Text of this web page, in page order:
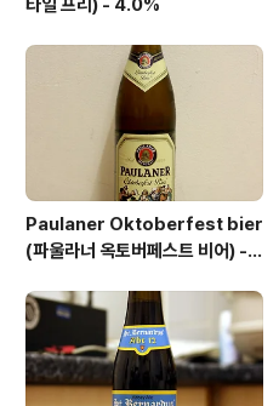
타일 프리) - 4.0%
Paulaner Oktoberfest bier
(파울라너 옥토버페스트 비어) -